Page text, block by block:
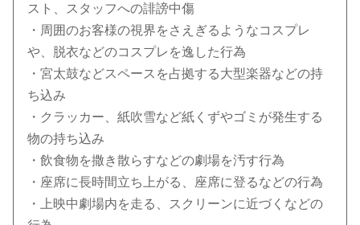
スト、スタッフへの誹謗中傷
・周囲のお客様の視界をさえぎるようなコスプレ
や、脱⾐などのコスプレを逸した行為
・宮太⿎などスペースを占拠する⼤型楽器などの持
ち込み
・クラッカー、紙吹雪など紙くずやゴミが発⽣する
物の持ち込み
・飲⾷物を撒き散らすなどの劇場を汚す行為
・座席に⻑時間⽴ち上がる、座席に登るなどの行為
・上映中劇場内を⾛る、スクリーンに近づくなどの